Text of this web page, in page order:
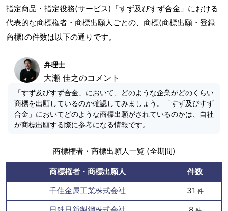
指定商品・指定役務(サービス)「すず及びすず合金」における
代表的な商標権者・商標出願人ごとの、商標(商標出願・登録
商標)の件数は以下の通りです。
弁理士
大瀬 佳之のコメント
「すず及びすず合金」において、どのような企業がどのくらい
商標を出願しているのか確認してみましょう。「すず及びすず
合金」においてどのような商標出願がされているのかは、自社
が商標出願する際に参考になる情報です。
商標権者・商標出願人一覧 (全期間)
商標権者・商標出願人
件数
千住金属工業株式会社
31 件